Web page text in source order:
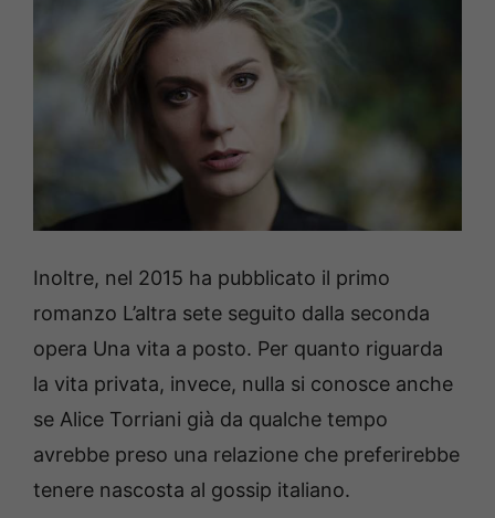
Inoltre, nel 2015 ha pubblicato il primo
romanzo L’altra sete seguito dalla seconda
opera Una vita a posto. Per quanto riguarda
la vita privata, invece, nulla si conosce anche
se Alice Torriani già da qualche tempo
avrebbe preso una relazione che preferirebbe
tenere nascosta al gossip italiano.